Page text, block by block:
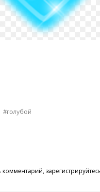
#голубой
комментарий,